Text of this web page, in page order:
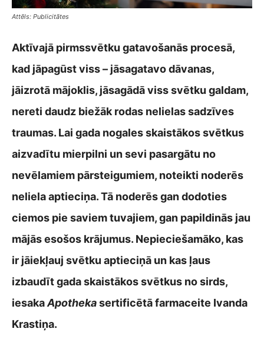
Attēls: Publicitātes
Aktīvajā pirmssvētku gatavošanās procesā,
kad jāpagūst viss – jāsagatavo dāvanas,
jāizrotā mājoklis, jāsagādā viss svētku galdam,
nereti daudz biežāk rodas nelielas sadzīves
traumas. Lai gada nogales skaistākos svētkus
aizvadītu mierpilni un sevi pasargātu no
nevēlamiem pārsteigumiem, noteikti noderēs
neliela aptieciņa. Tā noderēs gan dodoties
ciemos pie saviem tuvajiem, gan papildinās jau
mājās esošos krājumus. Nepieciešamāko, kas
ir jāiekļauj svētku aptieciņā un kas ļaus
izbaudīt gada skaistākos svētkus no sirds,
iesakaApothekasertificētā farmaceite Ivanda
Krastiņa.